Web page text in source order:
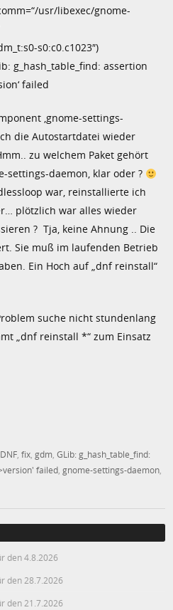
usr/libexec/gnome-
s0:c0.c1023″)
g_hash_table_find: assertion
failed
‚gnome-settings-
die Autostartdatei wieder
zu welchem Paket gehört
settings-daemon, klar oder ?
war, reinstallierte ich
plötzlich war alles wieder
? Tja, keine Ahnung .. Die
Sie muß im laufenden Betrieb
Ein Hoch auf „dnf reinstall“
suche nicht stundenlang
„dnf reinstall *“ zum Einsatz
DNF ,fix ,gdm ,GLib: g_hash_table_find:
failed ,gnome-settings-daemon
den 4.8.2026
den 28.7.2026
den 21.7.2026